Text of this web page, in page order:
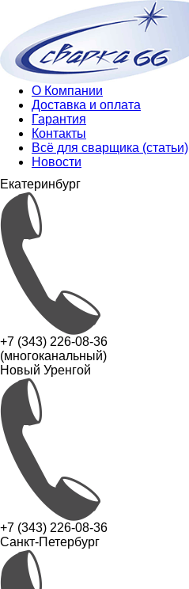
О Компании
Доставка и оплата
Гарантия
Контакты
Всё для сварщика (статьи)
Новости
Екатеринбург
+7 (343) 226-08-36
(многоканальный)
Новый Уренгой
+7 (343) 226-08-36
Санкт-Петербург